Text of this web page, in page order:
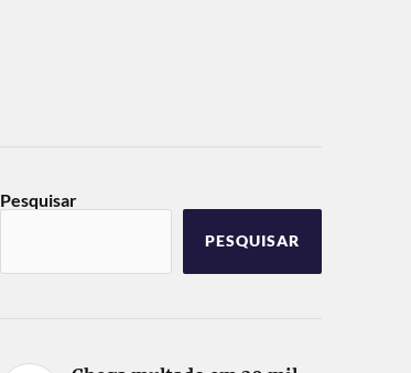
Pesquisar
PESQUISAR